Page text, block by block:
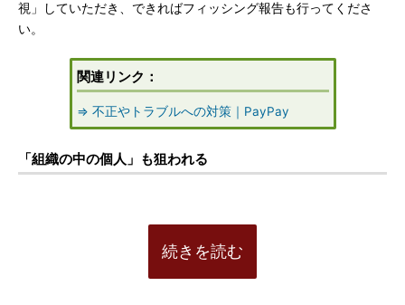
視」していただき、できればフィッシング報告も行ってくださ
い。
関連リンク：
⇒ 不正やトラブルへの対策｜PayPay
「組織の中の個人」も狙われる
続きを読む